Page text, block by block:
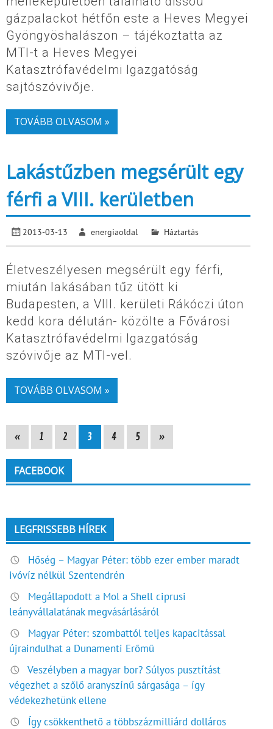
gázpalackot hétfőn este a Heves Megyei
Gyöngyöshalászon – tájékoztatta az
MTI-t a Heves Megyei
Katasztrófavédelmi Igazgatóság
sajtószóvivője.
TOVÁBB OLVASOM »
Lakástűzben megsérült egy
férfi a VIII. kerületben
2013-03-13 energiaoldal Háztartás
Életveszélyesen megsérült egy férfi,
miután lakásában tűz ütött ki
Budapesten, a VIII. kerületi Rákóczi úton
kedd kora délután- közölte a Fővárosi
Katasztrófavédelmi Igazgatóság
szóvivője az MTI-vel.
TOVÁBB OLVASOM »
« 1 2 3 4 5 »
FACEBOOK
LEGFRISSEBB HÍREK
Hőség – Magyar Péter: több ezer ember maradt
ivóvíz nélkül Szentendrén
Megállapodott a Mol a Shell ciprusi
leányvállalatának megvásárlásáról
Magyar Péter: szombattól teljes kapacitással
újraindulhat a Dunamenti Erőmű
Veszélyben a magyar bor? Súlyos pusztítást
végezhet a szőlő aranyszínű sárgasága – így
védekezhetünk ellene
Így csökkenthető a többszázmilliárd dolláros